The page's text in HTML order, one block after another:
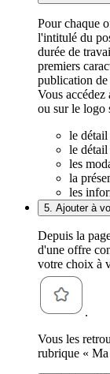
Pour chaque
l'intitulé du
durée de
premiers
publication
Vous
ou sur le logo
le détail
le
les
la
les
5. Ajouter à
Depuis la
d'une offre
votre choix à
.
Vous les
rubrique «